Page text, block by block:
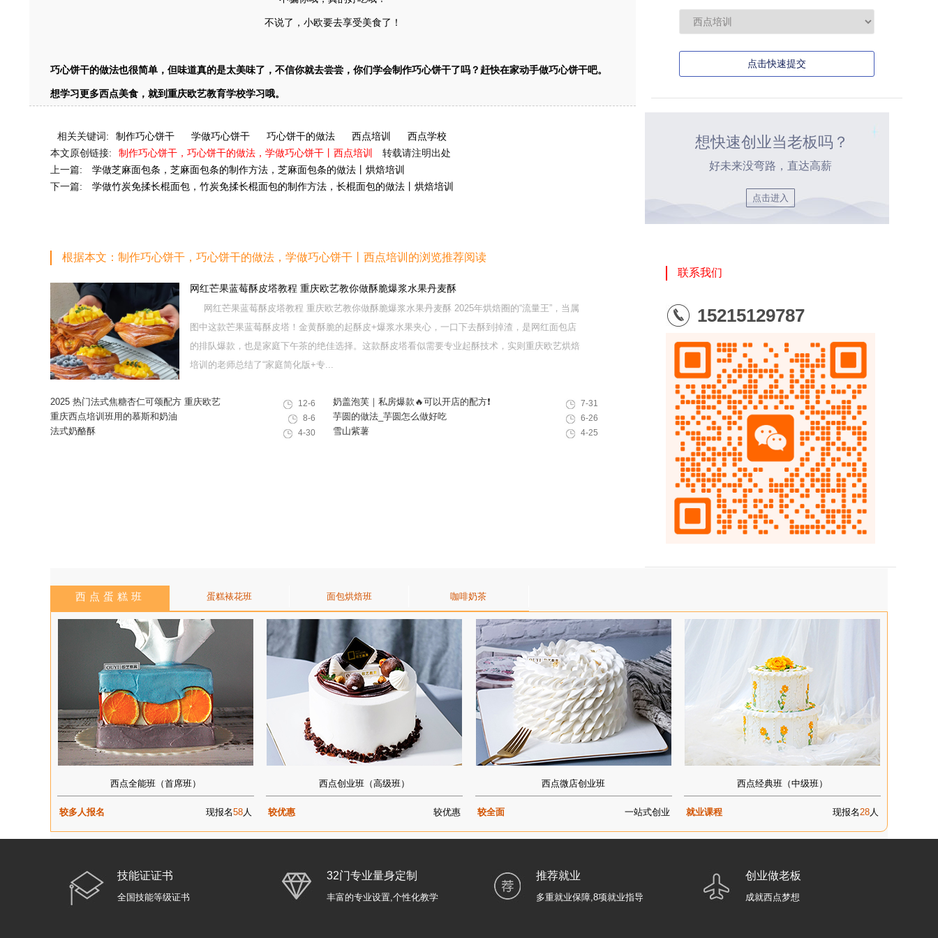
不说了，小欧要去享受美食了！
巧心饼干的做法也很简单，但味道真的是太美味了，不信你就去尝尝，你们学会制作巧心饼干了吗？赶快在家动手做巧心饼干吧。
想学习更多西点美食，就到重庆欧艺教育学校学习哦。
相关关键词: 制作巧心饼干 学做巧心饼干 巧心饼干的做法 西点培训
西点学校
本文原创链接:
制作巧心饼干，巧心饼干的做法，学做巧心饼干丨西点培训
转载请注明出处
上一篇:
学做芝麻面包条，芝麻面包条的制作方法，芝麻面包条的做法丨烘焙培训
下一篇:
学做竹炭免揉长棍面包，竹炭免揉长棍面包的制作方法，长棍面包的做法丨烘焙培训
根据本文：制作巧心饼干，巧心饼干的做法，学做巧心饼干丨西点培训的浏览推荐阅读
网红芒果蓝莓酥皮塔教程 重庆欧艺教你做酥脆爆浆水果丹麦酥
网红芒果蓝莓酥皮塔教程 重庆欧艺教你做酥脆爆浆水果丹麦酥 2025年烘焙圈的“流量王”，当属
图中这款芒果蓝莓酥皮塔！金黄酥脆的起酥皮+爆浆水果夹心，一口下去酥到掉渣，是网红面包店
的排队爆款，也是家庭下午茶的绝佳选择。这款酥皮塔看似需要专业起酥技术，实则重庆欧艺烘焙
培训的老师总结了“家庭简化版+专...
2025 热门法式焦糖杏仁可颂配方 重庆欧艺
教你做出高颜值酥脆西点
12-6 奶盖泡芙｜私房爆款🔥可以开店的配方❗️ 7-31
重庆西点培训班用的慕斯和奶油 8-6 芋圆的做法_芋圆怎么做好吃 6-26
法式奶酪酥 4-30 雪山紫薯 4-25
点击快速提交
想快速创业当老板吗？
好未来没弯路，直达高薪
点击进入
联系我们
15215129787
西点蛋糕班 蛋糕裱花班 面包烘焙班 咖啡奶茶
西点全能班（首席班）
较多人报名 现报名58人
西点创业班（高级班）
较优惠 较优惠
西点微店创业班
较全面 一站式创业
西点经典班（中级班）
就业课程 现报名28人
技能证证书
全国技能等级证书
32门专业量身定制
丰富的专业设置,个性化教学
推荐就业
多重就业保障,8项就业指导
创业做老板
成就西点梦想